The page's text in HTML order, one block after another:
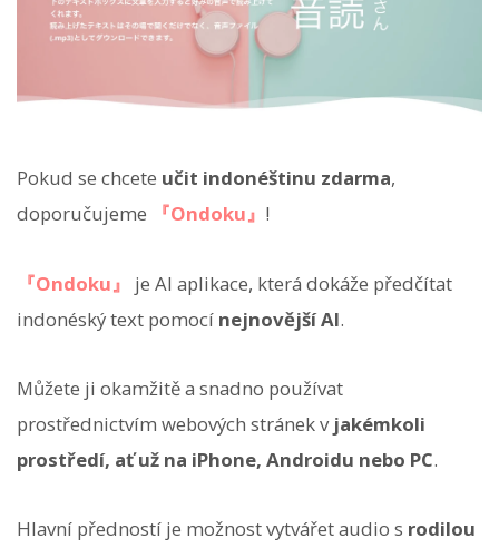
Pokud se chcete učit indonéštinu zdarma,
doporučujeme
『Ondoku』 !
『Ondoku』
je AI aplikace, která dokáže předčítat
indonéský text pomocí nejnovější AI.
Můžete ji okamžitě a snadno používat
prostřednictvím webových stránek v jakémkoli
prostředí, ať už na iPhone, Androidu nebo PC.
Hlavní předností je možnost vytvářet audio s rodilou